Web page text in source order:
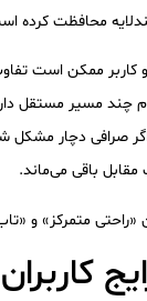
کاربر ممکن است
چند مسیر مستقل
صرافی دچار مشکل
باقی می‌ماند.
«راحتی متمرکز» و
کاربران